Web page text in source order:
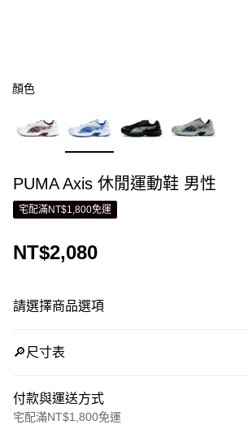
顏色
PUMA Axis 休閒運動鞋 男性
宅配滿NT$1,800免運
NT$2,080
請選擇商品選項
🔎尺寸表
付款與運送方式
宅配滿NT$1,800免運